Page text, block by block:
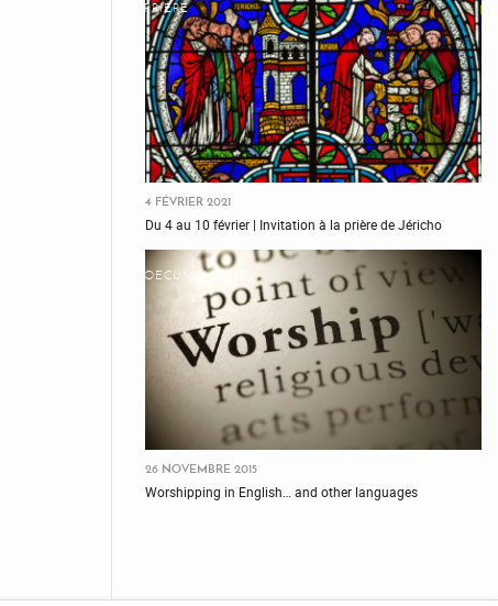
PRIÈRE
4 FÉVRIER 2021
Du 4 au 10 février | Invitation à la prière de Jéricho
OECUMÉNISME
26 NOVEMBRE 2015
Worshipping in English… and other languages